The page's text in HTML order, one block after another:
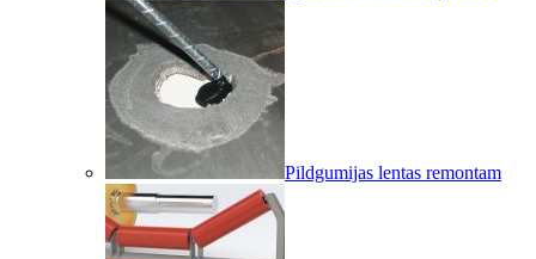
Pildgumijas lentas remontam